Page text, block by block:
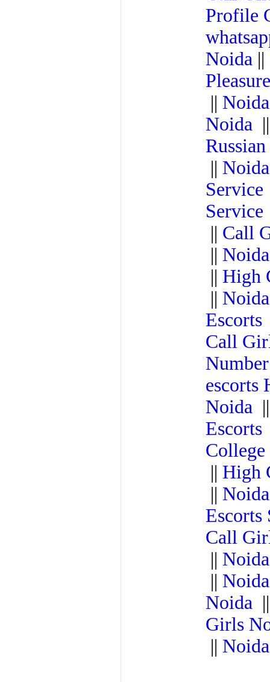
Profile
Noida ||
||
Noida
||
Service
Service
|| Call
||
|| High
||
Escorts
Call
escorts
Noida
Escorts
|| High
||
Call
||
||
Noida
Girls
||